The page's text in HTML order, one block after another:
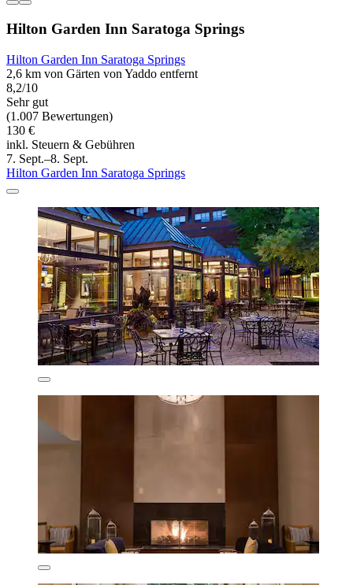
Hilton Garden Inn Saratoga Springs
Hilton Garden Inn Saratoga Springs
2,6 km von Gärten von Yaddo entfernt
8,2/10
Sehr gut
(1.007 Bewertungen)
130 €
inkl. Steuern & Gebühren
7. Sept.–8. Sept.
Hilton Garden Inn Saratoga Springs